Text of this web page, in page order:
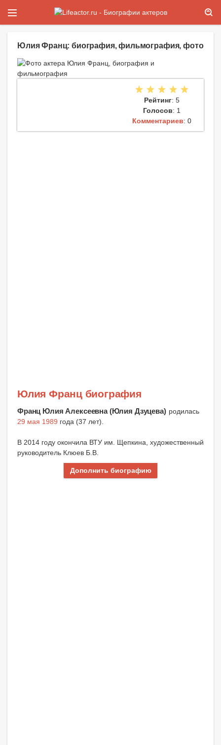
Юлия Франц: биография, фильмография, фото
Рейтинг: 5
Голосов: 1
Комментариев: 0
Юлия Франц биография
Франц Юлия Алексеевна (Юлия Дзуцева) родилась
29 мая 1989 года (37 лет).
В 2014 году окончила ВТУ им. Щепкина, художественный
руководитель Клюев Б.В.
Дополнить биографию